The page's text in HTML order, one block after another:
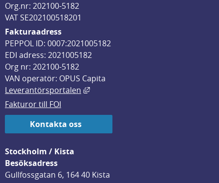
Org.nr: 202100-5182
VAT SE202100518201
Fakturaadress
PEPPOL ID: 0007:2021005182
EDI adress: 2021005182
Org nr: 202100-5182
VAN operatör: OPUS Capita
Leverantörsportalen
Länk till annan webbplats, öppnas
Fakturor till FOI
Kontakta oss
Stockholm / Kista
Besöksadress
Gullfossgatan 6, 164 40 Kista